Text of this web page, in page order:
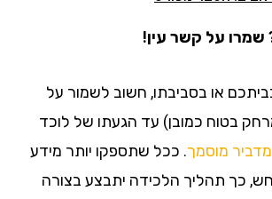
על קשר עין!
או בסביבתו, חשוב לשמור על
בטוח כמובן) עד הגעתו של לוכד
מדביר מוסמך. ככל שתספקו יותר מידע
כך תהליך הלכידה יתבצע בצורה